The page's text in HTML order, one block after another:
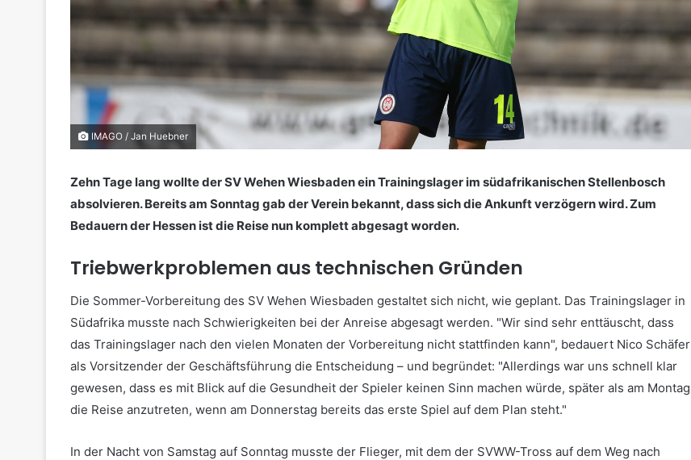
IMAGO / Jan Huebner
Zehn Tage lang wollte der SV Wehen Wiesbaden ein Trainingslager im südafrikanischen Stellenbosch
absolvieren. Bereits am Sonntag gab der Verein bekannt, dass sich die Ankunft verzögern wird. Zum
Bedauern der Hessen ist die Reise nun komplett abgesagt worden.
Triebwerkproblemen aus technischen Gründen
Die Sommer-Vorbereitung des SV Wehen Wiesbaden gestaltet sich nicht, wie geplant. Das Trainingslager in
Südafrika musste nach Schwierigkeiten bei der Anreise abgesagt werden. "Wir sind sehr enttäuscht, dass
das Trainingslager nach den vielen Monaten der Vorbereitung nicht stattfinden kann", bedauert Nico Schäfer
als Vorsitzender der Geschäftsführung die Entscheidung – und begründet: "Allerdings war uns schnell klar
gewesen, dass es mit Blick auf die Gesundheit der Spieler keinen Sinn machen würde, später als am Montag
die Reise anzutreten, wenn am Donnerstag bereits das erste Spiel auf dem Plan steht."
In der Nacht von Samstag auf Sonntag musste der Flieger, mit dem der SVWW-Tross auf dem Weg nach